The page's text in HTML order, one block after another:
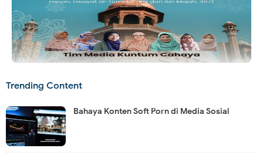
Trending Content
Bahaya Konten Soft Porn di Media Sosial